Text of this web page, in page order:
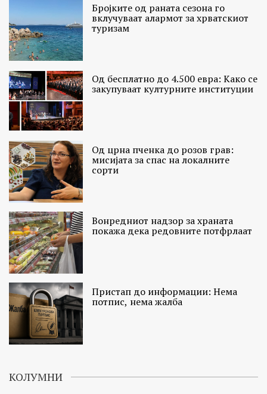
Бројките од раната сезона го
вклучуваат алармот за хрватскиот
туризам
Од бесплатно до 4.500 евра: Како се
закупуваат културните институции
Од црна пченка до розов грав:
мисијата за спас на локалните
сорти
Вонредниот надзор за храната
покажа дека редовните потфрлаат
Пристап до информации: Нема
потпис, нема жалба
КОЛУМНИ